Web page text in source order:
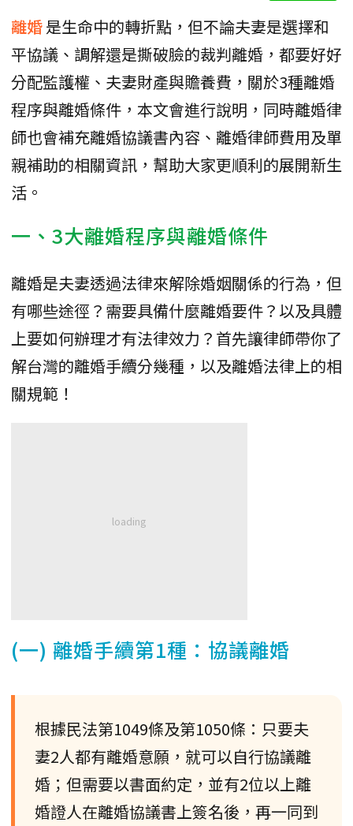
離婚是生命中的轉折點，但不論夫妻是選擇和
平協議、調解還是撕破臉的裁判離婚，都要好好
分配監護權、夫妻財產與贍養費，關於3種離婚
程序與離婚條件，本文會進行說明，同時離婚律
師也會補充離婚協議書內容、離婚律師費用及單
親補助的相關資訊，幫助大家更順利的展開新生
活。
一、3大離婚程序與離婚條件
離婚是夫妻透過法律來解除婚姻關係的行為，但
有哪些途徑？需要具備什麼離婚要件？以及具體
上要如何辦理才有法律效力？首先讓律師帶你了
解台灣的離婚手續分幾種，以及離婚法律上的相
關規範！
(一) 離婚手續第1種：協議離婚
根據民法第1049條及第1050條：只要夫
妻2人都有離婚意願，就可以自行協議離
婚；但需要以書面約定，並有2位以上離
婚證人在離婚協議書上簽名後，再一同到